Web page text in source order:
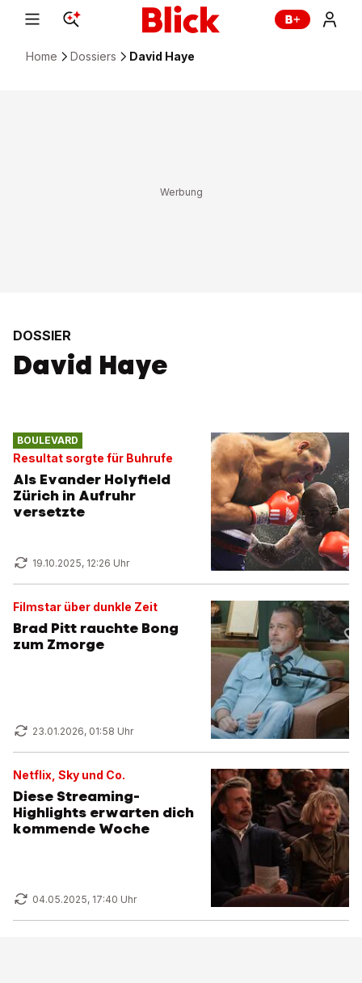
Home Dossiers David Haye
DOSSIER
David Haye
BOULEVARD
Resultat sorgte für Buhrufe
Als Evander Holyfield
Zürich in Aufruhr
versetzte
19.10.2025, 12:26 Uhr
Filmstar über dunkle Zeit
Brad Pitt rauchte Bong
zum Zmorge
23.01.2026, 01:58 Uhr
Netflix, Sky und Co.
Diese Streaming-
Highlights erwarten dich
kommende Woche
04.05.2025, 17:40 Uhr